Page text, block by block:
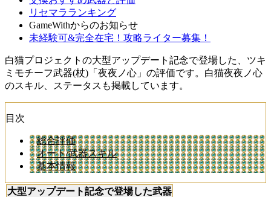
リセマラランキング
GameWithからのお知らせ
未経験可&完全在宅！攻略ライター募集！
白猫プロジェクトの大型アップデート記念で登場した、ツキ
ミモチーフ武器(杖)「夜夜ノ心」の評価です。白猫夜夜ノ心
のスキル、ステータスも掲載しています。
目次
総合評価
オート/武器スキル
基本情報
大型アップデート記念で登場した武器